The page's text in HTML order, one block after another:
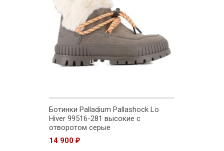
Ботинки Palladium Pallashock Lo
Hiver 99516-281 высокие с
отворотом серые
14 900 ₽